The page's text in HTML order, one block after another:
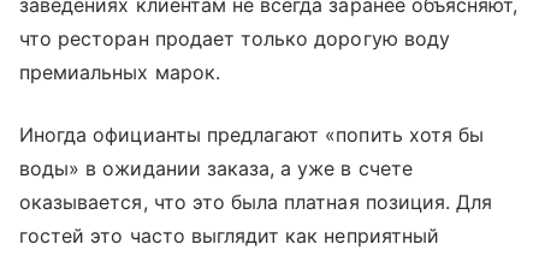
заведениях клиентам не всегда заранее объясняют,
что ресторан продает только дорогую воду
премиальных марок.
Иногда официанты предлагают «попить хотя бы
воды» в ожидании заказа, а уже в счете
оказывается, что это была платная позиция. Для
гостей это часто выглядит как неприятный